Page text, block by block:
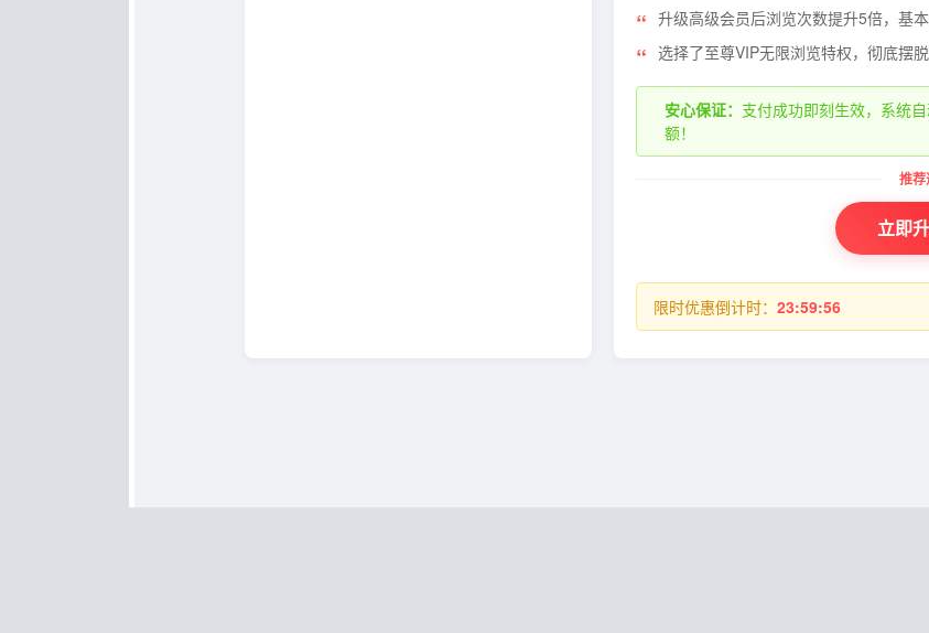
升级高级会员后浏览次数提升5倍，基
选择了至尊VIP无限浏览特权，彻底摆
安心保证： 支付成功即刻生效，系统
额！
立即
限时优惠倒计时： 23:59:56